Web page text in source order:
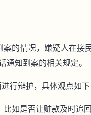
的情况，嫌疑人在接
知到案的相关规定。
行辩护，具体观点如下
如是否让赃款及时追回